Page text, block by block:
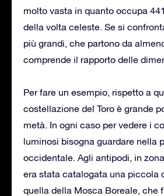
molto vasta in quanto occupa
della volta celeste. Se si
più grandi, che partono da
comprende il rapporto delle
Per fare un esempio, rispetto a
costellazione del Toro è grande
metà. In ogni caso per vedere i
luminosi bisogna guardare nella
occidentale. Agli antipodi, in
era stata catalogata una piccola
quella della Mosca Boreale, che